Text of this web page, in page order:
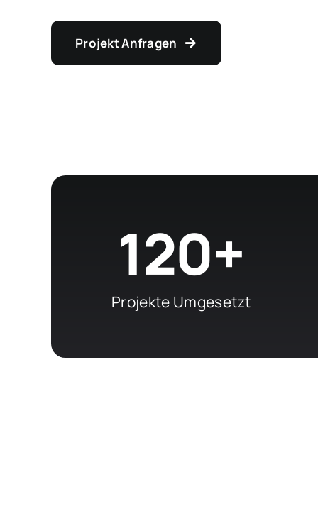
Projekt Anfragen
120+
Projekte Umgesetzt